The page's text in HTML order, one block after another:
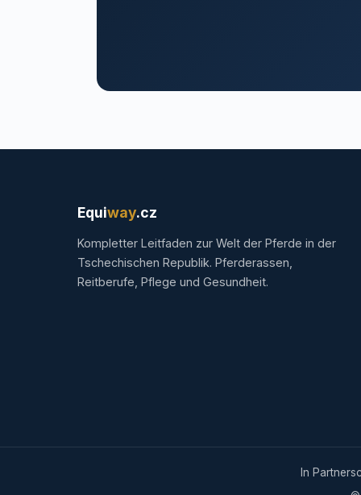
Equiway.cz
Kompletter Leitfaden zur Welt der Pferde in der
Tschechischen Republik. Pferderassen,
Reitberufe, Pflege und Gesundheit.
In